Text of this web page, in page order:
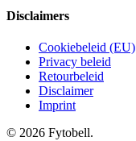
Disclaimers
Cookiebeleid (EU)
Privacy beleid
Retourbeleid
Disclaimer
Imprint
© 2026 Fytobell.